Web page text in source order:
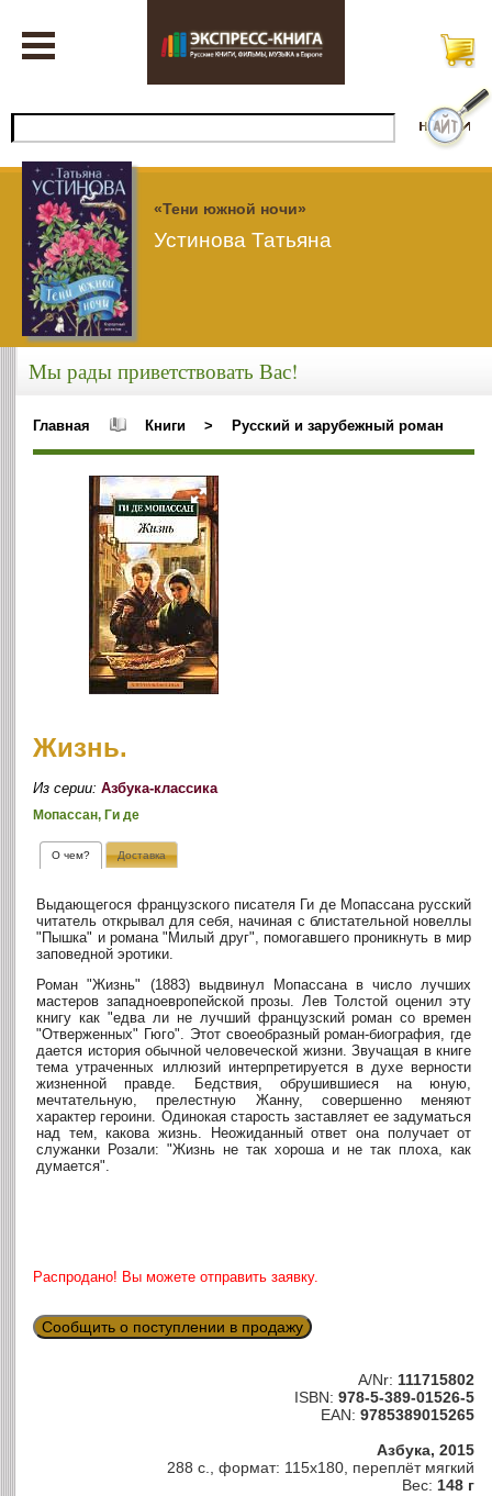
«Тени южной ночи»
Устинова Татьяна
Мы рады приветствовать Вас!
Главная Книги > Русский и зарубежный роман
Жизнь.
Из серии:Азбука-классика
Мопассан, Ги де
О чем? Доставка
Выдающегося французского писателя Ги де Мопассана русский
читатель открывал для себя, начиная с блистательной новеллы
"Пышка" и романа "Милый друг", помогавшего проникнуть в мир
заповедной эротики.
Роман "Жизнь" (1883) выдвинул Мопассана в число лучших
мастеров западноевропейской прозы. Лев Толстой оценил эту
книгу как "едва ли не лучший французский роман со времен
"Отверженных" Гюго". Этот своеобразный роман-биография, где
дается история обычной человеческой жизни. Звучащая в книге
тема утраченных иллюзий интерпретируется в духе верности
жизненной правде. Бедствия, обрушившиеся на юную,
мечтательную, прелестную Жанну, совершенно меняют
характер героини. Одинокая старость заставляет ее задуматься
над тем, какова жизнь. Неожиданный ответ она получает от
служанки Розали: "Жизнь не так хороша и не так плоха, как
думается".
Распродано! Вы можете отправить заявку.
Сообщить о поступлении в продажу
A/Nr: 111715802
ISBN: 978-5-389-01526-5
EAN: 9785389015265
Азбука, 2015
288 с., формат: 115х180, переплёт мягкий
Вес: 148 г